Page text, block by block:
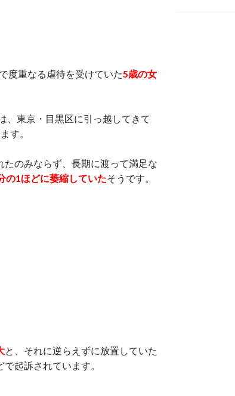
度重なる虐待を受けていた5歳の女
、東京・目黒区に引っ越してきて
す。
たのみならず、長期に渡って満足な
の1ほどに萎縮していたそうです。
と、それに逆らえずに放置していた
起訴されています。